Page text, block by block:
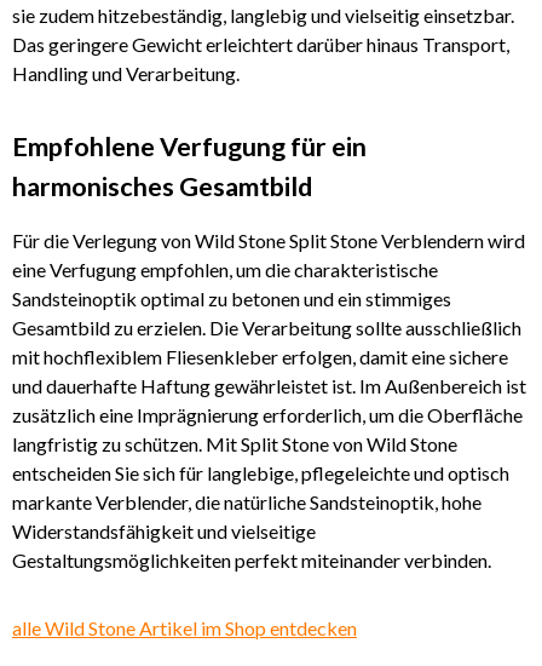
sie zudem hitzebeständig, langlebig und vielseitig einsetzbar.
Das geringere Gewicht erleichtert darüber hinaus Transport,
Handling und Verarbeitung.
Empfohlene Verfugung für ein
harmonisches Gesamtbild
Für die Verlegung von Wild Stone Split Stone Verblendern wird
eine Verfugung empfohlen, um die charakteristische
Sandsteinoptik optimal zu betonen und ein stimmiges
Gesamtbild zu erzielen. Die Verarbeitung sollte ausschließlich
mit hochflexiblem Fliesenkleber erfolgen, damit eine sichere
und dauerhafte Haftung gewährleistet ist. Im Außenbereich ist
zusätzlich eine Imprägnierung erforderlich, um die Oberfläche
langfristig zu schützen. Mit Split Stone von Wild Stone
entscheiden Sie sich für langlebige, pflegeleichte und optisch
markante Verblender, die natürliche Sandsteinoptik, hohe
Widerstandsfähigkeit und vielseitige
Gestaltungsmöglichkeiten perfekt miteinander verbinden.
alle Wild Stone Artikel im Shop entdecken